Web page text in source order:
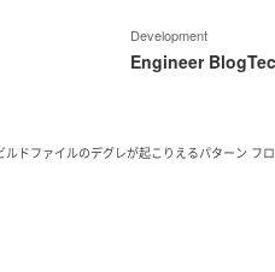
Development
Engineer Blog
ドファイルのデグレが起こりえるパターン フ